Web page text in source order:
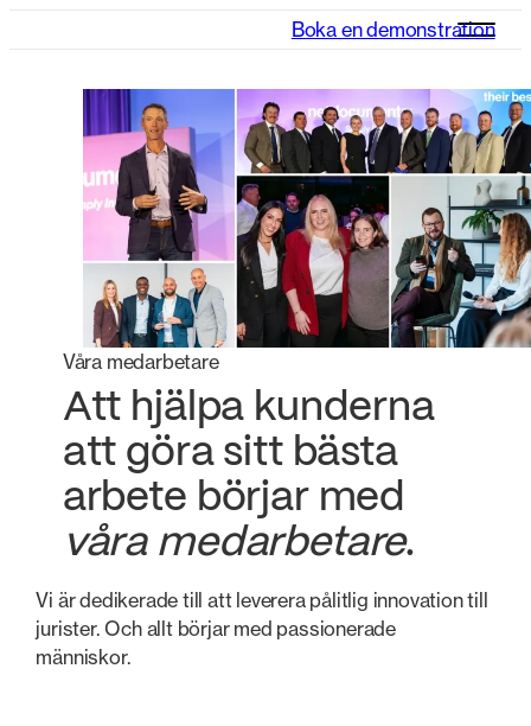
Boka en demonstration
Våra medarbetare
Att hjälpa kunderna
att göra sitt bästa
arbete börjar med
våra medarbetare.
Vi är dedikerade till att leverera pålitlig innovation till
jurister. Och allt börjar med passionerade
människor.